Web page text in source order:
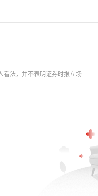
看法，并不表明证券时报立场